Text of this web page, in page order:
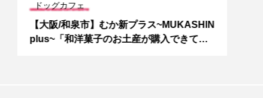
ドッグカフェ
【大阪/和泉市】むか新プラス~MUKASHIN
plus~「和洋菓子のお土産が購入できて愛